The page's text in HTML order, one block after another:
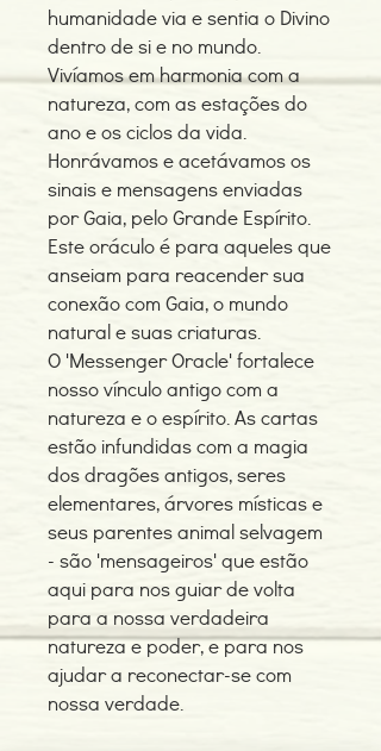
humanidade via e sentia o Divino
dentro de si e no mundo.
Vivíamos em harmonia com a
natureza, com as estações do
ano e os ciclos da vida.
Honrávamos e acetávamos os
sinais e mensagens enviadas
por Gaia, pelo Grande Espírito.
Este oráculo é para aqueles que
anseiam para reacender sua
conexão com Gaia, o mundo
natural e suas criaturas.
O 'Messenger Oracle' fortalece
nosso vínculo antigo com a
natureza e o espírito. As cartas
estão infundidas com a magia
dos dragões antigos, seres
elementares, árvores místicas e
seus parentes animal selvagem
- são 'mensageiros' que estão
aqui para nos guiar de volta
para a nossa verdadeira
natureza e poder, e para nos
ajudar a reconectar-se com
nossa verdade.